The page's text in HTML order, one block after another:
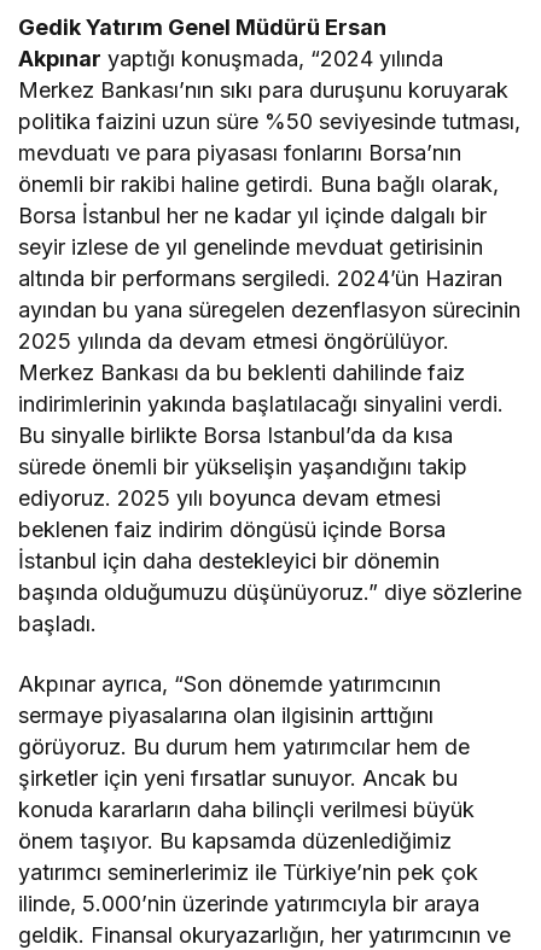
Gedik Yatırım Genel Müdürü Ersan
Akpınar yaptığı konuşmada, “2024 yılında
Merkez Bankası’nın sıkı para duruşunu koruyarak
politika faizini uzun süre %50 seviyesinde tutması,
mevduatı ve para piyasası fonlarını Borsa’nın
önemli bir rakibi haline getirdi. Buna bağlı olarak,
Borsa İstanbul her ne kadar yıl içinde dalgalı bir
seyir izlese de yıl genelinde mevduat getirisinin
altında bir performans sergiledi. 2024’ün Haziran
ayından bu yana süregelen dezenflasyon sürecinin
2025 yılında da devam etmesi öngörülüyor.
Merkez Bankası da bu beklenti dahilinde faiz
indirimlerinin yakında başlatılacağı sinyalini verdi.
Bu sinyalle birlikte Borsa Istanbul’da da kısa
sürede önemli bir yükselişin yaşandığını takip
ediyoruz. 2025 yılı boyunca devam etmesi
beklenen faiz indirim döngüsü içinde Borsa
İstanbul için daha destekleyici bir dönemin
başında olduğumuzu düşünüyoruz.” diye sözlerine
başladı.
Akpınar ayrıca, “Son dönemde yatırımcının
sermaye piyasalarına olan ilgisinin arttığını
görüyoruz. Bu durum hem yatırımcılar hem de
şirketler için yeni fırsatlar sunuyor. Ancak bu
konuda kararların daha bilinçli verilmesi büyük
önem taşıyor. Bu kapsamda düzenlediğimiz
yatırımcı seminerlerimiz ile Türkiye’nin pek çok
ilinde, 5.000’nin üzerinde yatırımcıyla bir araya
geldik. Finansal okuryazarlığın, her yatırımcının ve